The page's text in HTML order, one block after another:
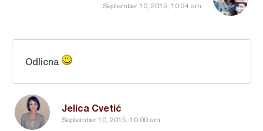
September 10, 2015, 10:54 am
Jelica Cvetić
September 10, 2015, 10:00 am
Odlicna